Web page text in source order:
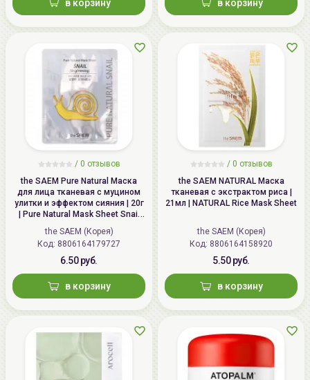
в корзину в корзину
/ 0 отзывов
the SAEM Pure Natural Маска
для лица тканевая с муцином
улитки и эффектом сияния | 20г
| Pure Natural Mask Sheet Snail
Brightening
the SAEM (Корея)
Код: 8806164179727
6.50 руб.
в корзину
/ 0 отзывов
the SAEM NATURAL Маска
тканевая с экстрактом риса |
21мл | NATURAL Rice Mask Sheet
the SAEM (Корея)
Код: 8806164158920
5.50 руб.
в корзину